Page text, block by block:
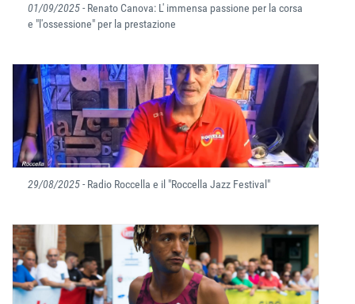
01/09/2025- Renato Canova: L' immensa passione per la corsa
e "l'ossessione" per la prestazione
29/08/2025- Radio Roccella e il "Roccella Jazz Festival"